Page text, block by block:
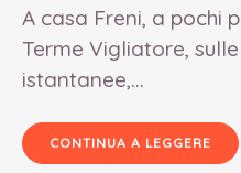
A casa Freni, a pochi
Terme Vigliatore,
istantanee,...
CONTINUA A LEGGERE